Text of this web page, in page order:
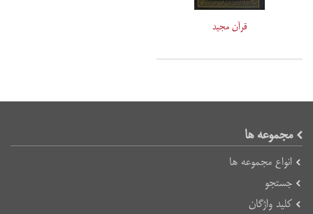
قرآن مجید
مجموعه ها
انواع مجموعه ها
جستجو
کلید واژگان